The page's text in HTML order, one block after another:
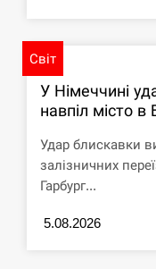
Світ
У Німеччині
навпіл місто в
Удар блискавки
залізничних
Гарбург...
5.08.2026